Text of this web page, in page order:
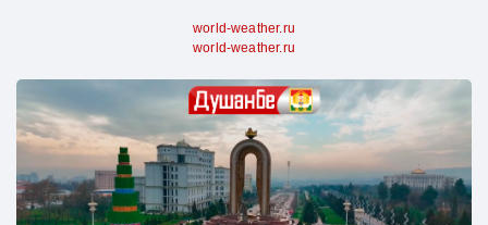
world-weather.ru
world-weather.ru